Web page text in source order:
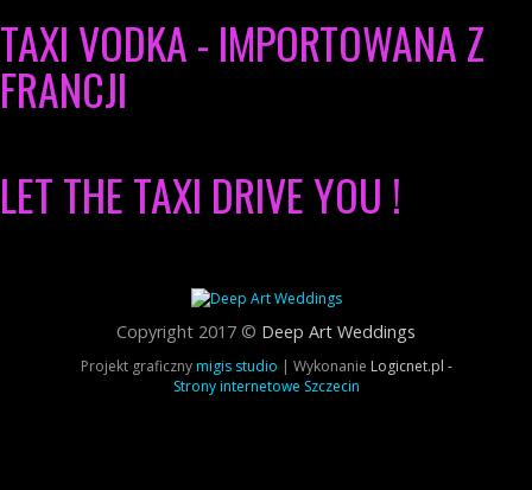
TAXI VODKA - IMPORTOWANA Z
FRANCJI
LET THE TAXI DRIVE YOU !
Copyright 2017 © Deep Art Weddings
Projekt graficznymigis studio | Wykonanie Logicnet.pl -
Strony internetowe Szczecin